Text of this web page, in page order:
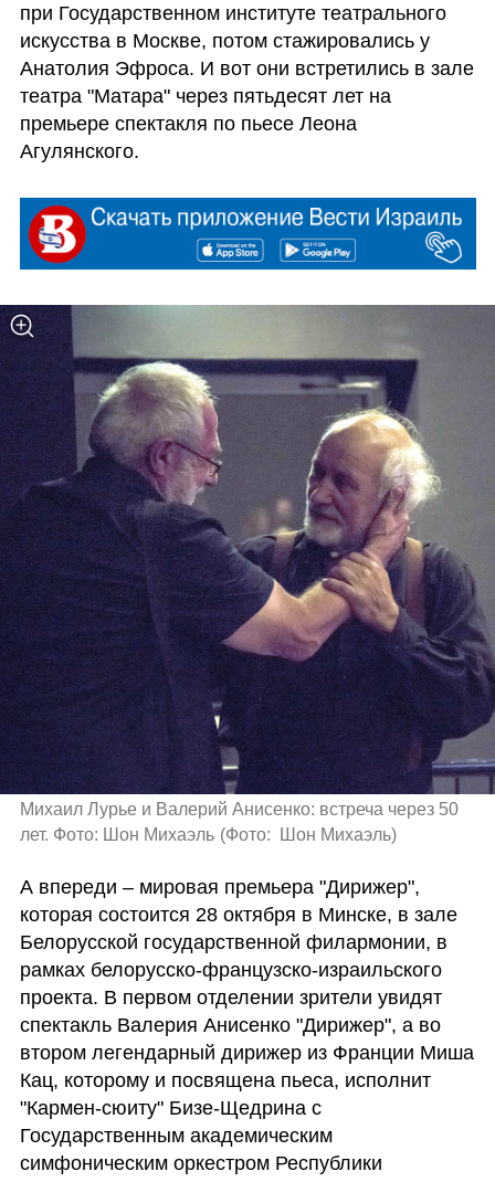
при Государственном институте театрального
искусства в Москве, потом стажировались у
Анатолия Эфроса. И вот они встретились в зале
театра "Матара" через пятьдесят лет на
премьере спектакля по пьесе Леона
Агулянского.
Михаил Лурье и Валерий Анисенко: встреча через 50
лет. Фото: Шон Михаэль (Фото:  Шон Михаэль)
А впереди – мировая премьера "Дирижер",
которая состоится 28 октября в Минске, в зале
Белорусской государственной филармонии, в
рамках белорусско-французско-израильского
проекта. В первом отделении зрители увидят
спектакль Валерия Анисенко "Дирижер", а во
втором легендарный дирижер из Франции Миша
Кац, которому и посвящена пьеса, исполнит
"Кармен-сюиту" Бизе-Щедрина с
Государственным академическим
симфоническим оркестром Республики